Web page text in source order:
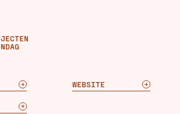
WEBSITE